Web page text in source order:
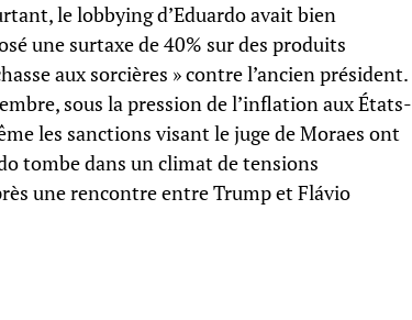
le lobbying d’Eduardo avait bien
une surtaxe de 40% sur des produits
aux sorcières » contre l’ancien président.
sous la pression de l’inflation aux États-
les sanctions visant le juge de Moraes ont
tombe dans un climat de tensions
une rencontre entre Trump et Flávio